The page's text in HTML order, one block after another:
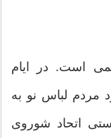
است. در ایام
مردم لباس نو به
اتحاد شوروی